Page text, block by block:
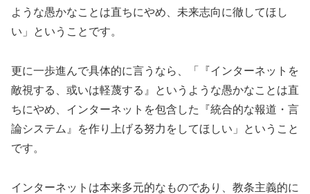
ような愚かなことは直ちにやめ、未来志向に徹してほし
い」ということです。
更に一歩進んで具体的に言うなら、「『インターネットを
敵視する、或いは軽蔑する』というような愚かなことは直
ちにやめ、インターネットを包含した『統合的な報道・言
論システム』を作り上げる努力をしてほしい」ということ
です。
インターネットは本来多元的なものであり、教条主義的に